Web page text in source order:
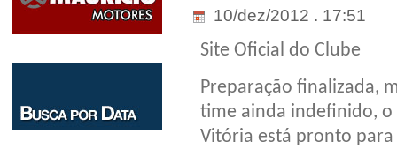
10/dez/2012 . 17:51
Site Oficial do Clube
Preparação finalizada,
time ainda indefinido, o
Vitória está pronto para